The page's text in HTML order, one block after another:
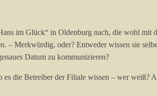
im Glück“ in Oldenburg nach, die wohl mit
– Merkwürdig, oder? Entweder wissen sie
Datum zu kommunizieren?
die Betreiber der Filiale wissen – wer weiß?